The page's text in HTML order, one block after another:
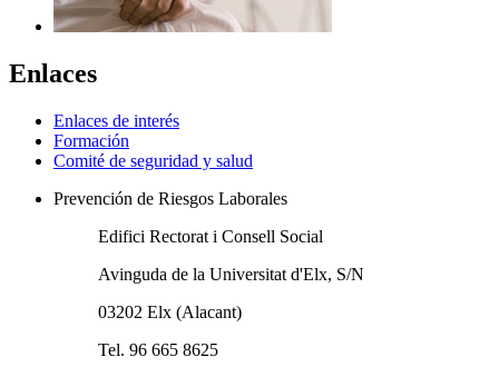
Enlaces
Enlaces de interés
Formación
Comité de seguridad y salud
Prevención de Riesgos Laborales
Edifici Rectorat i Consell Social
Avinguda de la Universitat d'Elx, S/N
03202 Elx (Alacant)
Tel. 96 665 8625